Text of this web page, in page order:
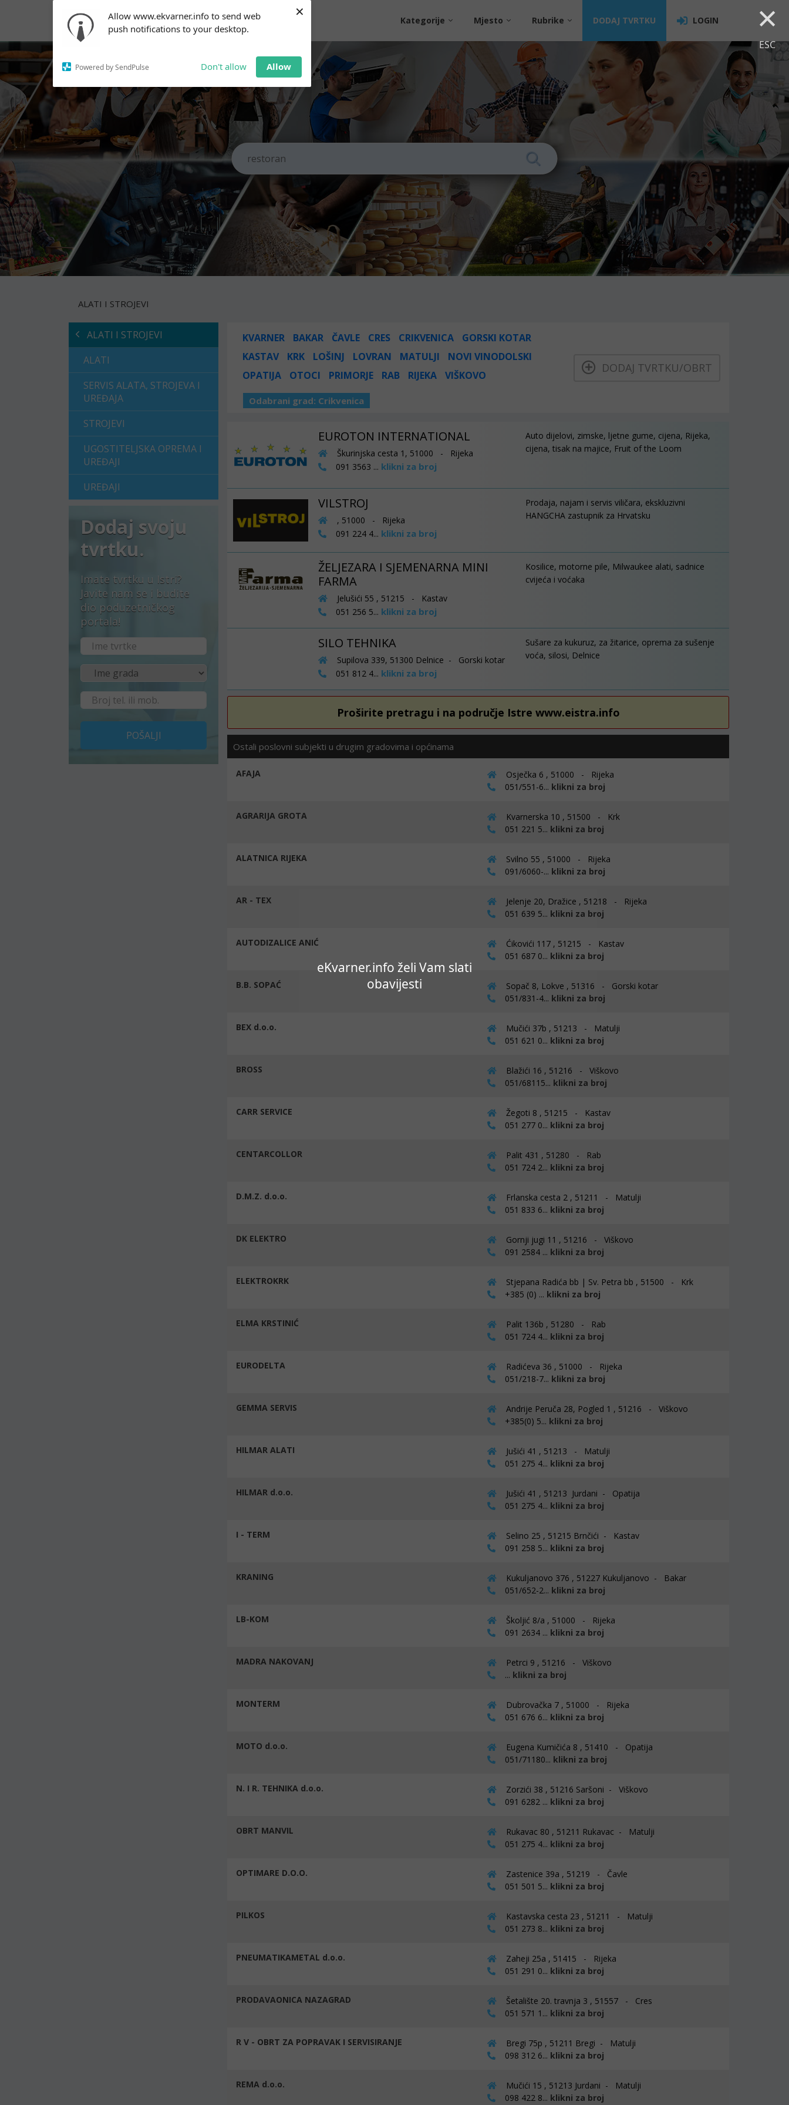
Allow www.ekvarner.info to send web
push notifications to your desktop.
Powered by SendPulse Don't allow Allow
× ×
ESC
eKvarner.info želi Vam slati
obavijesti
notifications!
To enable permission prompts, click
on the notification icon
Kategorije Mjesto Rubrike DODAJ TVRTKU LOGIN
ALATI I STROJEVI
ALATI I STROJEVI
ALATI
SERVIS ALATA, STROJEVA I
UREĐAJA
STROJEVI
UGOSTITELJSKA OPREMA I
UREĐAJI
UREĐAJI
Dodaj svoju
tvrtku.
Imate tvrtku u Istri?
Javite nam se i budite
dio poduzetničkog
portala!
POŠALJI
KVARNER BAKAR ČAVLE CRES CRIKVENICA
GORSKI KOTAR
KASTAV
KRK LOŠINJ LOVRAN MATULJI
NOVI VINODOLSKI
OPATIJA
OTOCI PRIMORJE RAB RIJEKA VIŠKOVO
Odabrani grad: Crikvenica
DODAJ TVRTKU/OBRT
EUROTON INTERNATIONAL
Škurinjska cesta 1, 51000 - Rijeka
091 3563 ... klikni za broj
Auto dijelovi, zimske, ljetne gume, cijena, Rijeka,
cijena, tisak na majice, Fruit of the Loom
VILSTROJ
, 51000 - Rijeka
091 224 4... klikni za broj
Prodaja, najam i servis viličara, ekskluzivni
HANGCHA zastupnik za Hrvatsku
ŽELJEZARA I SJEMENARNA MINI
FARMA
Jelušići 55 , 51215 - Kastav
051 256 5... klikni za broj
Kosilice, motorne pile, Milwaukee alati, sadnice
cvijeća i voćaka
SILO TEHNIKA
Supilova 339, 51300 Delnice - Gorski kotar
051 812 4... klikni za broj
Sušare za kukuruz, za žitarice, oprema za sušenje
voća, silosi, Delnice
Proširite pretragu i na područje Istre www.eistra.info
Ostali poslovni subjekti u drugim gradovima i općinama
AFAJA
Osječka 6 , 51000 - Rijeka
051/551-6... klikni za broj
AGRARIJA GROTA
Kvarnerska 10 , 51500 - Krk
051 221 5... klikni za broj
ALATNICA RIJEKA
Svilno 55 , 51000 - Rijeka
091/6060-... klikni za broj
AR - TEX
Jelenje 20, Dražice , 51218 - Rijeka
051 639 5... klikni za broj
AUTODIZALICE ANIĆ
Ćikovići 117 , 51215 - Kastav
051 687 0... klikni za broj
B.B. SOPAĆ
Sopač 8, Lokve , 51316 - Gorski kotar
051/831-4... klikni za broj
BEX d.o.o.
Mučići 37b , 51213 - Matulji
051 621 0... klikni za broj
BROSS
Blažići 16 , 51216 - Viškovo
051/68115... klikni za broj
CARR SERVICE
Žegoti 8 , 51215 - Kastav
051 277 0... klikni za broj
CENTARCOLLOR
Palit 431 , 51280 - Rab
051 724 2... klikni za broj
D.M.Z. d.o.o.
Frlanska cesta 2 , 51211 - Matulji
051 833 6... klikni za broj
DK ELEKTRO
Gornji jugi 11 , 51216 - Viškovo
091 2584 ... klikni za broj
ELEKTROKRK
Stjepana Radića bb | Sv. Petra bb , 51500 - Krk
+385 (0) ... klikni za broj
ELMA KRSTINIĆ
Palit 136b , 51280 - Rab
051 724 4... klikni za broj
EURODELTA
Radićeva 36 , 51000 - Rijeka
051/218-7... klikni za broj
GEMMA SERVIS
Andrije Peruča 28, Pogled 1 , 51216 - Viškovo
+385(0) 5... klikni za broj
HILMAR ALATI
Jušići 41 , 51213 - Matulji
051 275 4... klikni za broj
HILMAR d.o.o.
Jušići 41 , 51213 Jurdani - Opatija
051 275 4... klikni za broj
I - TERM
Selino 25 , 51215 Brnčići - Kastav
091 258 5... klikni za broj
KRANING
Kukuljanovo 376 , 51227 Kukuljanovo - Bakar
051/652-2... klikni za broj
LB-KOM
Školjić 8/a , 51000 - Rijeka
091 2634 ... klikni za broj
MADRA NAKOVANJ
Petrci 9 , 51216 - Viškovo
... klikni za broj
MONTERM
Dubrovačka 7 , 51000 - Rijeka
051 676 6... klikni za broj
MOTO d.o.o.
Eugena Kumičića 8 , 51410 - Opatija
051/71180... klikni za broj
N. I R. TEHNIKA d.o.o.
Zorzići 38 , 51216 Saršoni - Viškovo
091 6282 ... klikni za broj
OBRT MANVIL
Rukavac 80 , 51211 Rukavac - Matulji
051 275 4... klikni za broj
OPTIMARE D.O.O.
Zastenice 39a , 51219 - Čavle
051 501 5... klikni za broj
PILKOS
Kastavska cesta 23 , 51211 - Matulji
051 273 8... klikni za broj
PNEUMATIKAMETAL d.o.o.
Zaheji 25a , 51415 - Rijeka
051 291 0... klikni za broj
PRODAVAONICA NAZAGRAD
Šetalište 20. travnja 3 , 51557 - Cres
051 571 1... klikni za broj
R V - OBRT ZA POPRAVAK I SERVISIRANJE
Bregi 75p , 51211 Bregi - Matulji
098 312 6... klikni za broj
REMA d.o.o.
Mučići 15 , 51213 Jurdani - Matulji
098 422 8... klikni za broj